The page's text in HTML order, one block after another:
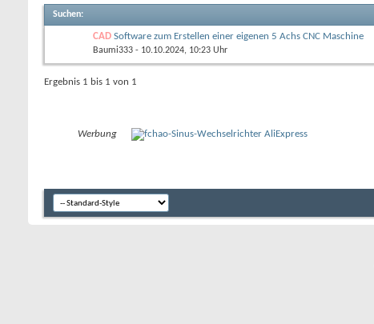
Suchen:
CAD Software zum Erstellen einer eigenen 5 Achs CNC Maschine
Baumi333 - 10.10.2024, 10:23 Uhr
Ergebnis 1 bis 1 von 1
Werbung